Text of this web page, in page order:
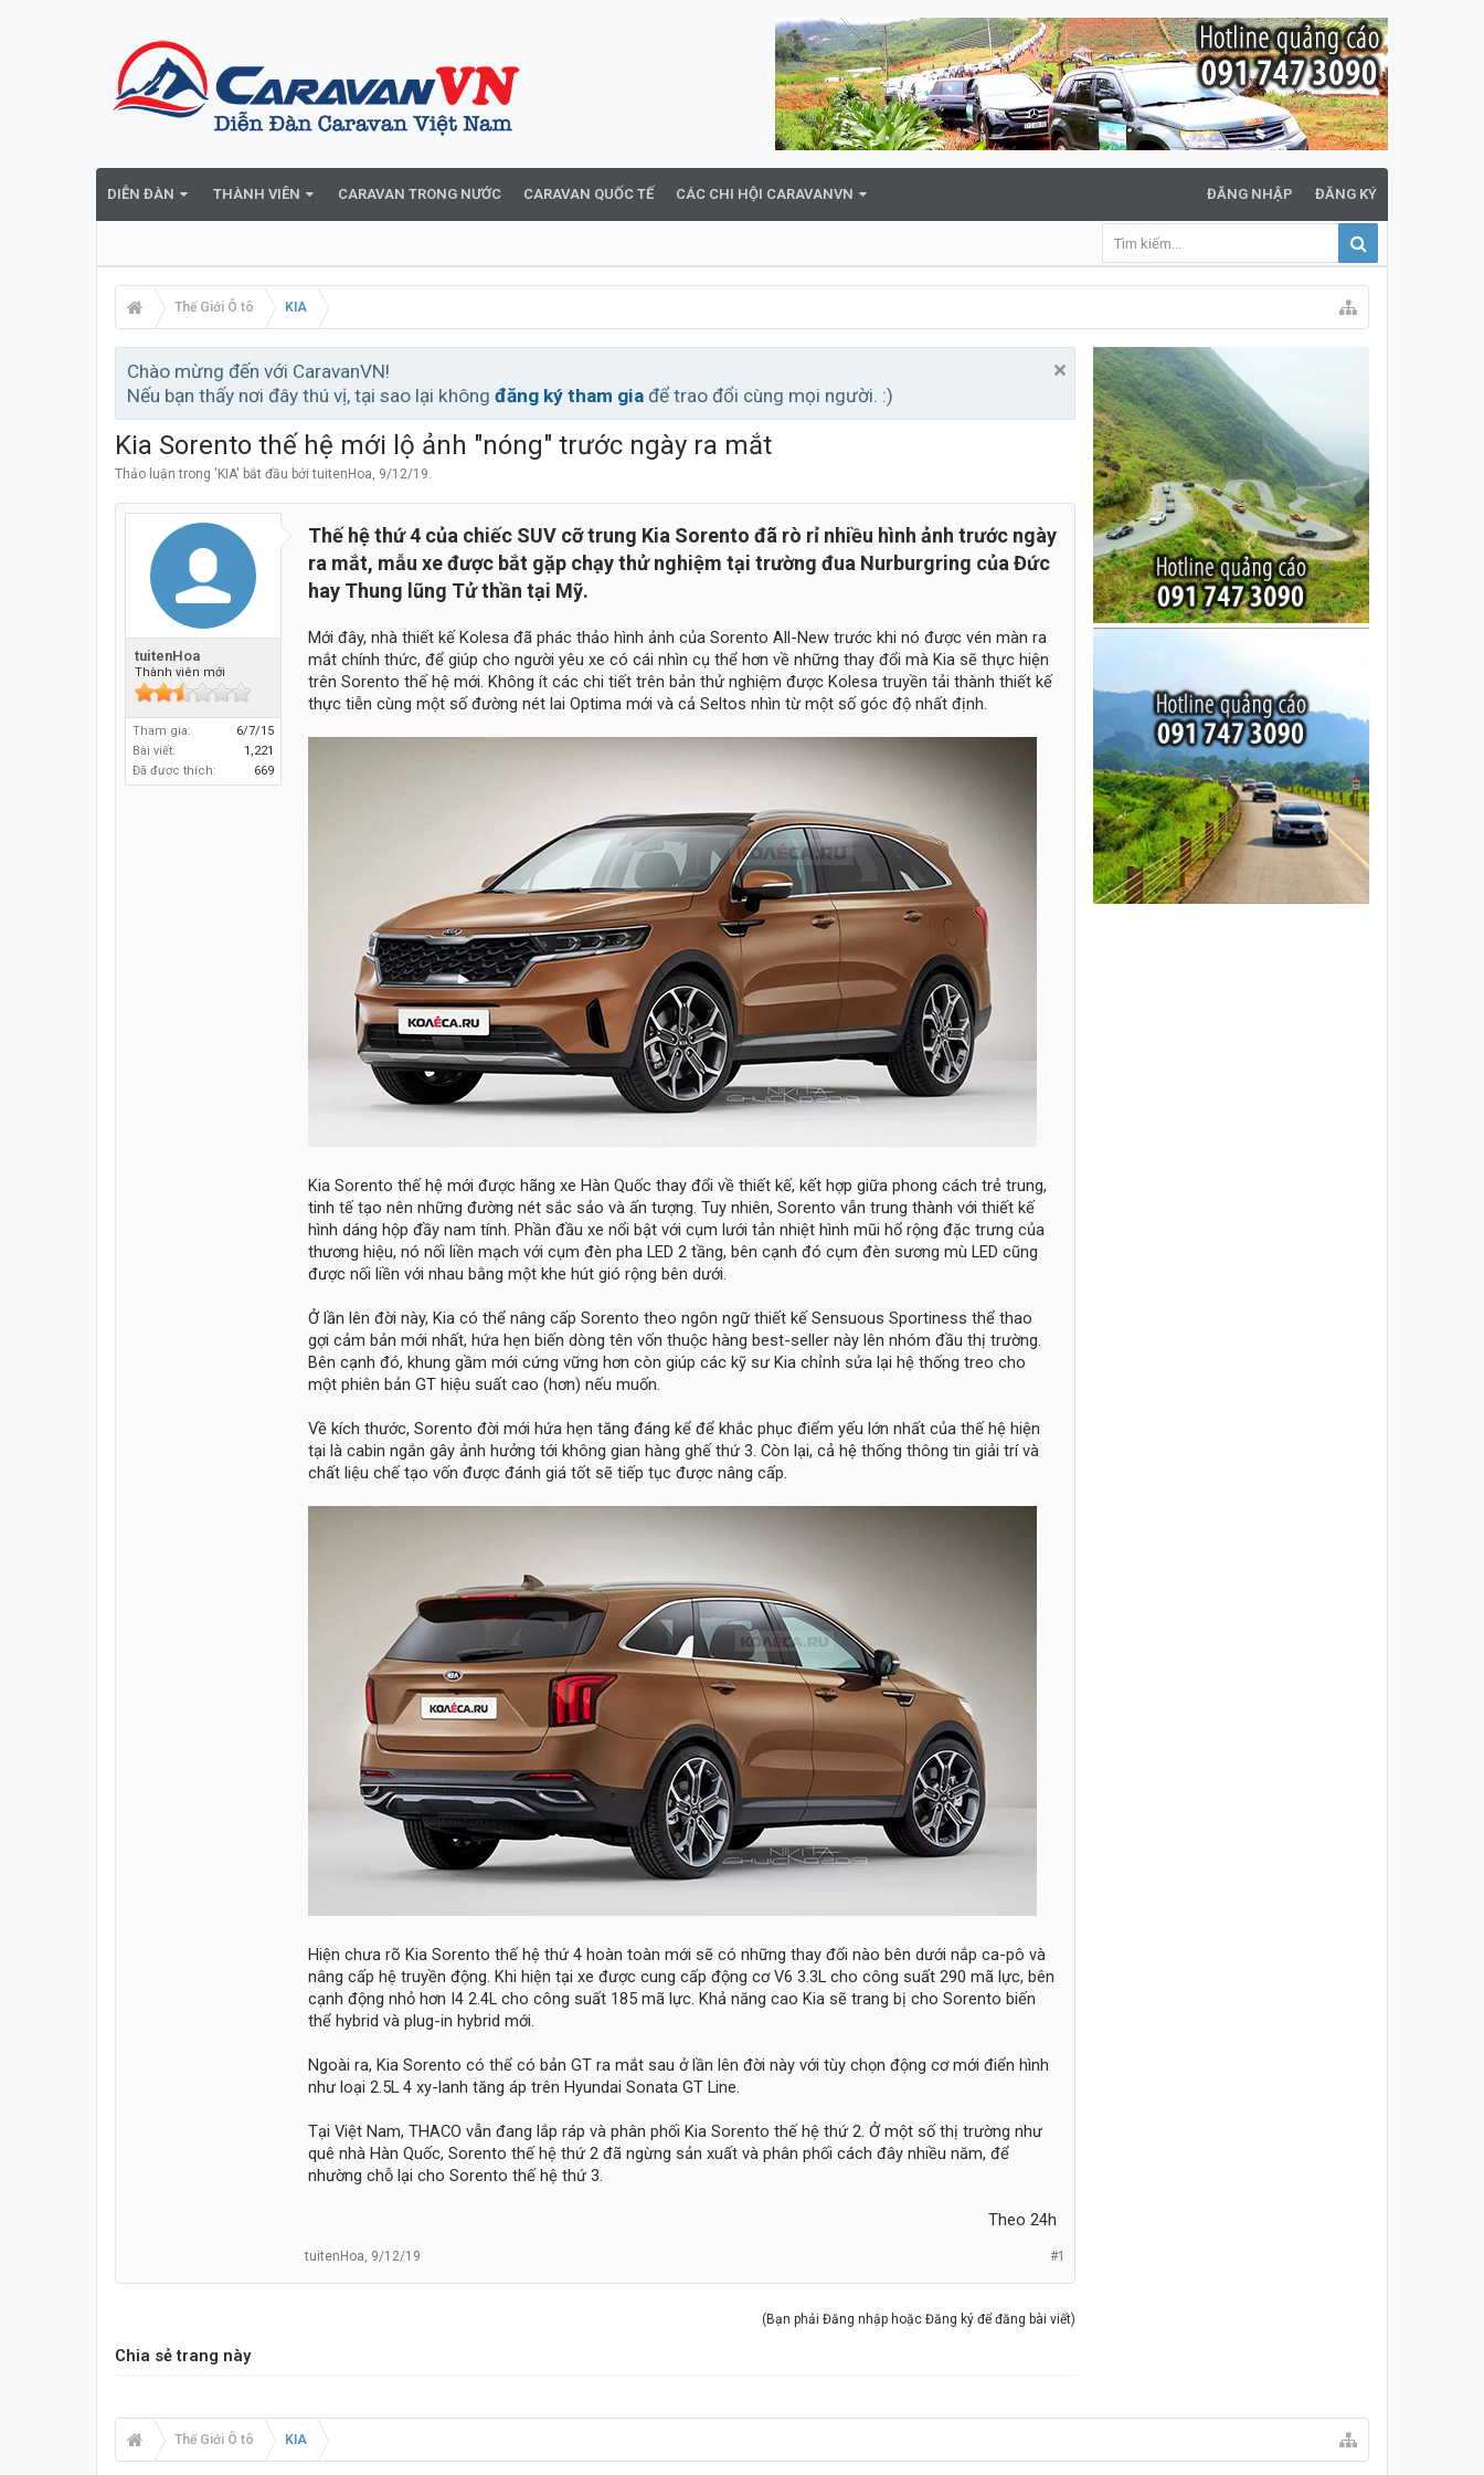
DIỄN ĐÀN THÀNH VIÊN CARAVAN TRONG NƯỚC CARAVAN QUỐC TẾ CÁC CHI HỘI CARAVANVN ĐĂNG NHẬP ĐĂNG KÝ
Thế Giới Ô tô KIA
Chào mừng đến với CaravanVN!
Nếu bạn thấy nơi đây thú vị, tại sao lại không đăng ký tham gia để trao đổi cùng mọi người. :)
Kia Sorento thế hệ mới lộ ảnh "nóng" trước ngày ra mắt
Thảo luận trong ' KIA' bắt đầu bởituitenHoa, 9/12/19.
tuitenHoa
Thành viên mới
Tham gia:
6/7/15
Bài viết:
1,221
Đã được thích:
669
Thế hệ thứ 4 của chiếc SUV cỡ trung Kia Sorento đã rò rỉ nhiều hình ảnh trước ngày
ra mắt, mẫu xe được bắt gặp chạy thử nghiệm tại trường đua Nurburgring của Đức
hay Thung lũng Tử thần tại Mỹ.
Mới đây, nhà thiết kế Kolesa đã phác thảo hình ảnh của Sorento All-New trước khi nó được vén màn ra
mắt chính thức, để giúp cho người yêu xe có cái nhìn cụ thể hơn về những thay đổi mà Kia sẽ thực hiện
trên Sorento thế hệ mới. Không ít các chi tiết trên bản thử nghiệm được Kolesa truyền tải thành thiết kế
thực tiễn cùng một số đường nét lai Optima mới và cả Seltos nhìn từ một số góc độ nhất định.
Kia Sorento thế hệ mới được hãng xe Hàn Quốc thay đổi về thiết kế, kết hợp giữa phong cách trẻ trung,
tinh tế tạo nên những đường nét sắc sảo và ấn tượng. Tuy nhiên, Sorento vẫn trung thành với thiết kế
hình dáng hộp đầy nam tính. Phần đầu xe nổi bật với cụm lưới tản nhiệt hình mũi hổ rộng đặc trưng của
thương hiệu, nó nối liền mạch với cụm đèn pha LED 2 tầng, bên cạnh đó cụm đèn sương mù LED cũng
được nối liền với nhau bằng một khe hút gió rộng bên dưới.
Ở lần lên đời này, Kia có thể nâng cấp Sorento theo ngôn ngữ thiết kế Sensuous Sportiness thể thao
gợi cảm bản mới nhất, hứa hẹn biến dòng tên vốn thuộc hàng best-seller này lên nhóm đầu thị trường.
Bên cạnh đó, khung gầm mới cứng vững hơn còn giúp các kỹ sư Kia chỉnh sửa lại hệ thống treo cho
một phiên bản GT hiệu suất cao (hơn) nếu muốn.
Về kích thước, Sorento đời mới hứa hẹn tăng đáng kể để khắc phục điểm yếu lớn nhất của thế hệ hiện
tại là cabin ngắn gây ảnh hưởng tới không gian hàng ghế thứ 3. Còn lại, cả hệ thống thông tin giải trí và
chất liệu chế tạo vốn được đánh giá tốt sẽ tiếp tục được nâng cấp.
Hiện chưa rõ Kia Sorento thế hệ thứ 4 hoàn toàn mới sẽ có những thay đổi nào bên dưới nắp ca-pô và
nâng cấp hệ truyền động. Khi hiện tại xe được cung cấp động cơ V6 3.3L cho công suất 290 mã lực, bên
cạnh động nhỏ hơn I4 2.4L cho công suất 185 mã lực. Khả năng cao Kia sẽ trang bị cho Sorento biến
thể hybrid và plug-in hybrid mới.
Ngoài ra, Kia Sorento có thể có bản GT ra mắt sau ở lần lên đời này với tùy chọn động cơ mới điển hình
như loại 2.5L 4 xy-lanh tăng áp trên Hyundai Sonata GT Line.
Tại Việt Nam, THACO vẫn đang lắp ráp và phân phối Kia Sorento thế hệ thứ 2. Ở một số thị trường như
quê nhà Hàn Quốc, Sorento thế hệ thứ 2 đã ngừng sản xuất và phân phối cách đây nhiều năm, để
nhường chỗ lại cho Sorento thế hệ thứ 3.
Theo 24h​
#1
tuitenHoa, 9/12/19
(Bạn phải Đăng nhập hoặc Đăng ký để đăng bài viết)
Chia sẻ trang này
Thế Giới Ô tô KIA